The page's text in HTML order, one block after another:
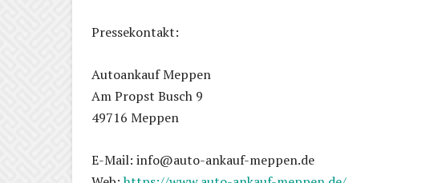
Pressekontakt:
Autoankauf Meppen
Am Propst Busch 9
49716 Meppen
E-Mail: info@auto-ankauf-meppen.de